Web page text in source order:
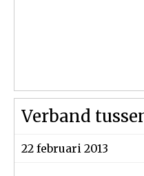
Verband
22 februari 2013